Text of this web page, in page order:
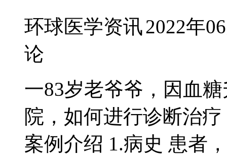
环球医学资讯2022年
论
一83岁老爷爷，因血
院，如何进行诊断治
案例介绍 1.病史 患者